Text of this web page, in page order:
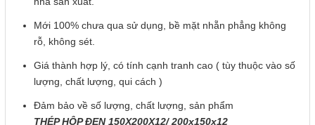
Mới 100% chưa qua sử dụng, bề mặt nhẵn phẳng không
rỗ, không sét.
Giá thành hợp lý, có tính cạnh tranh cao ( tùy thuộc vào số
lượng, chất lượng, qui cách )
Đảm bảo về số lượng, chất lượng, sản phẩm
THÉP HỘP ĐEN 150X200X12/ 200x150x12